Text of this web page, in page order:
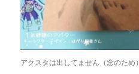
アクスタは出してません（念のため）